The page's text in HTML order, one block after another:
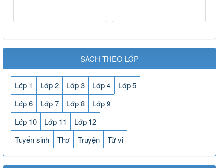
SÁCH THEO LỚP
Lớp 1 Lớp 2 Lớp 3 Lớp 4
Lớp 5
Lớp 6
Lớp 7 Lớp 8
Lớp 9
Lớp 10
Lớp 11
Lớp 12
Tuyển sinh
Thơ Truyện Tử vi